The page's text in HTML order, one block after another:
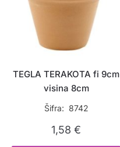
TEGLA TERAKOTA fi 9cm
visina 8cm
Šifra: 8742
1,58€